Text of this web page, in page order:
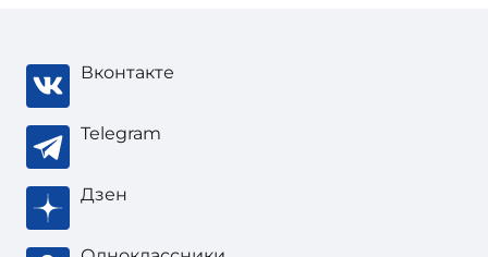
Вконтакте
Telegram
Дзен